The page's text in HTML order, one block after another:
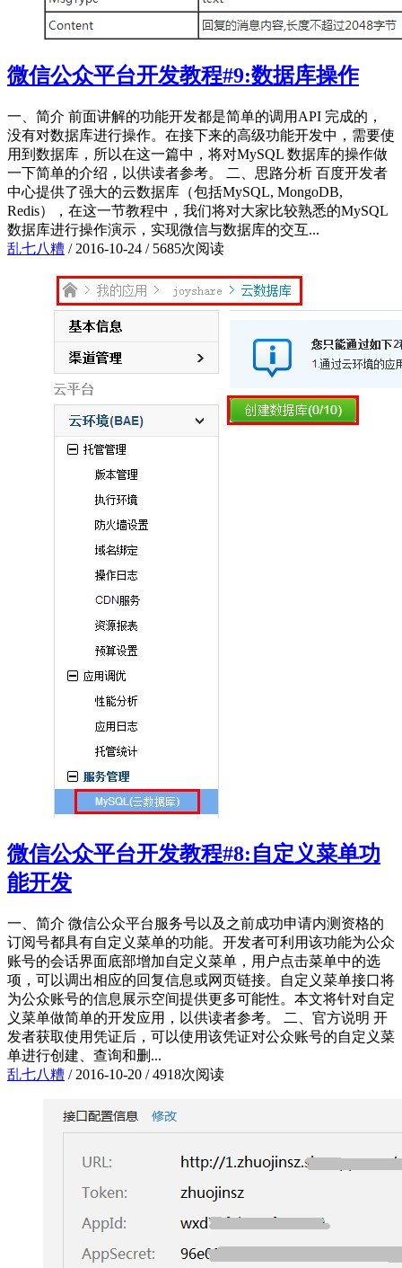
微信公众平台开发教程#9:数据库操作
一、简介 前面讲解的功能开发都是简单的调用API 完成的，
没有对数据库进行操作。在接下来的高级功能开发中，需要使
用到数据库，所以在这一篇中，将对MySQL 数据库的操作做
一下简单的介绍，以供读者参考。 二、思路分析 百度开发者
中心提供了强大的云数据库（包括MySQL, MongoDB,
Redis），在这一节教程中，我们将对大家比较熟悉的MySQL
数据库进行操作演示，实现微信与数据库的交互...
乱七八糟 / 2016-10-24 / 5685次阅读
微信公众平台开发教程#8:自定义菜单功
能开发
一、简介 微信公众平台服务号以及之前成功申请内测资格的
订阅号都具有自定义菜单的功能。开发者可利用该功能为公众
账号的会话界面底部增加自定义菜单，用户点击菜单中的选
项，可以调出相应的回复信息或网页链接。自定义菜单接口将
为公众账号的信息展示空间提供更多可能性。本文将针对自定
义菜单做简单的开发应用，以供读者参考。 二、官方说明 开
发者获取使用凭证后，可以使用该凭证对公众账号的自定义菜
单进行创建、查询和删...
乱七八糟 / 2016-10-20 / 4918次阅读